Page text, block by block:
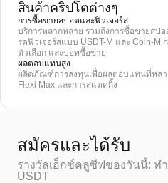
สินค้าคริปโตต่างๆ
การซื้อขายสปอตและฟิวเจอร์ส
บริการหลากหลาย รวมถึงการซื้อขายสป
รดฟิวเจอร์สแบบ USDT-M และ Coin-M
ตัวเลือก และบอทซื้อขาย
ผลตอบแทนสูง
ผลิตภัณฑ์การลงทุนเพื่อผลตอบแทนที่หลา
Flexi Max และการสแตคกิ้ง
สมัครและได้รับ
รางวัลเอ็กซ์คลูซีฟของวันนี้: ท
USDT